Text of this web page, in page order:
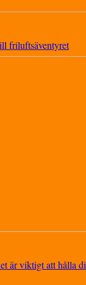
friluftsäventyret
är viktigt att hålla